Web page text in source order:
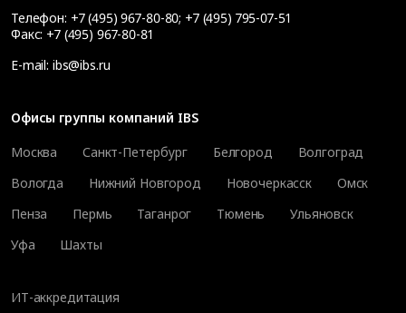
Телефон: +7 (495) 967-80-80; +7 (495) 795-07-51
Факс: +7 (495) 967-80-81
E-mail: ibs@ibs.ru
Офисы группы компаний IBS
Москва
Санкт-Петербург Белгород
Волгоград
Вологда
Нижний Новгород Новочеркасск
Омск
Пенза
Пермь Таганрог Тюмень
Ульяновск
Уфа
Шахты
ИТ-аккредитация